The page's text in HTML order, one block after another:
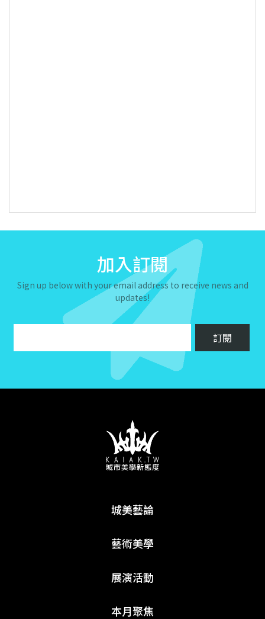
加入訂閱
Sign up below with your email address to receive news and
updates!
城美藝論
藝術美學
展演活動
本月聚焦